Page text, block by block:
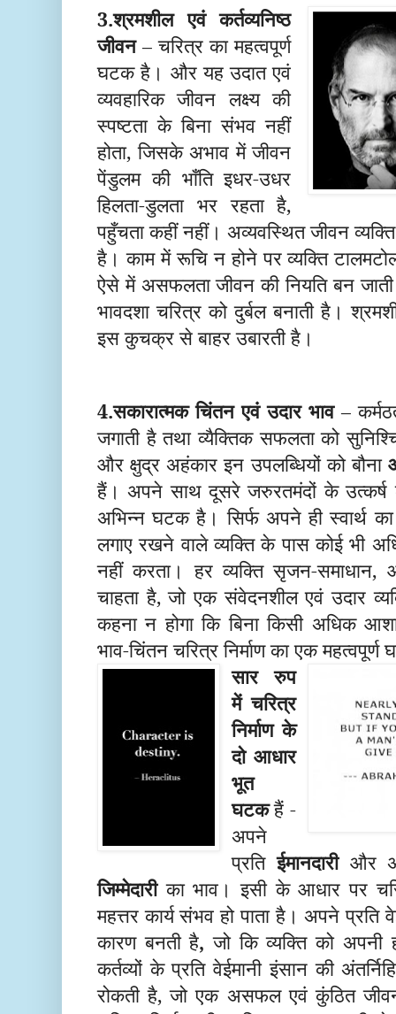
3.श्रमशीलएवंकर्तव्यनिष्ठ
जीवन– चरित्र का महत्वपूर्ण
घटक है। और यह उदात एवं
व्यवहारिक जीवन लक्ष्य की
स्पष्टता के बिना संभव नहीं
होता, जिसके अभाव में जीवन
पेंडुलम की भाँति इधर-उधर
हिलता-डुलता भर रहता है,
पहुँचता कहीं नहीं। अव्यवस्थित जीवन
है। काम में रूचि न होने पर व्यक्ति
ऐसे में असफलता जीवन की नियति बन
भावदशा चरित्र को दुर्बल बनाती है।
इस कुचक्र से बाहर उबारती है।
4.सकारात्मक चिंतन एवं उदार भाव–
जगाती है तथा व्यैक्तिक सफलता को
और क्षुद्र अहंकारइन उपलब्धियों को बौना
हैं । अपने साथदूसरे जरुरतमंदोंके उत्कर्ष
अभिन्न घटक है। सिर्फ अपने ही स्वार्थ
लगाए रखनेवाले व्यक्तिके पास कोई भी
नहीं करता। हर व्यक्ति सृजन-
चाहता है, जो एक संवेदनशील एवंउदार
कहना न होगा किबिनाकिसी अधिक
भाव-चिंतन चरित्र निर्माणका एक महत्वपूर्ण
सार रुप
में चरित्र
निर्माण के
दो आधार
भूत
घटकहैं -
अपने
प्रतिईमानदारीऔर
जिम्मेदारीका भाव। इसी के आधार पर
महत्तरकार्यसंभव हो पाता है। अपने प्रति
कारण बनती है,जो कि व्यक्ति को अपनी
कर्तव्यों के प्रति वेईमानी इंसान की
रोकती है, जो एक असफल एवं कुंठित